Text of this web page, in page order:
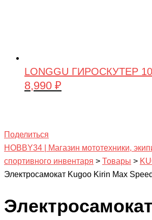
LONGGU ГИРОСКУТЕР
Первоначальная
8,990 ₽
Поделиться
HOBBY34 | Магазин мототехники,
спортивного инвентаря > Товары >
Электросамокат Kugoo Kirin Max Speed